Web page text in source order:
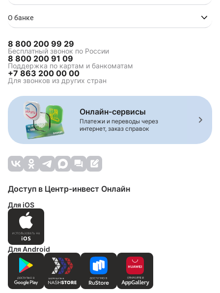
О банке
8 800 200 99 29
Бесплатный звонок по России
8 800 200 91 09
Поддержка по картам и банкоматам
+7 863 200 00 00
Для звонков из других стран
Онлайн-сервисы
Платежи и переводы через
интернет, заказ справок
Доступ в Центр-инвест Онлайн
Для iOS
Для Android